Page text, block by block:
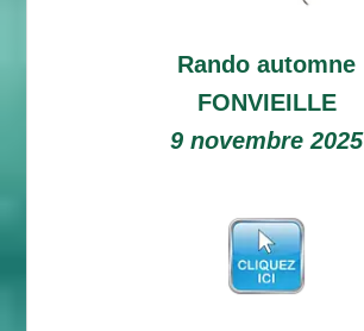
Rando automne
FONVIEILLE
9 novembre 2025